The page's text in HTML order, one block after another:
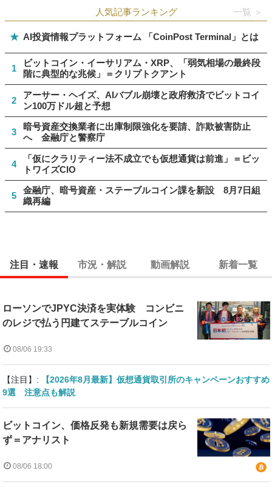
人気記事ランキング 一覧 ＞
★ AI投資情報プラットフォーム 「CoinPost Terminal」とは
1
ビットコイン・イーサリアム・XRP、「弱気相場の最終段
階に典型的な兆候」＝クリプトクアント
2
アーサー・ヘイズ、AIバブル崩壊と政府救済でビットコイ
ン100万ドル超と予想
3
暗号資産交換業者に出庫制限強化を要請、詐欺被害防止
へ 金融庁と警察庁
4
「仮にクラリティー法不成立でも仮想通貨は前進」＝ビッ
トワイズCIO
5
金融庁、暗号資産・ステーブルコイン課を新設 8月7日組
織再編
注目・速報 市況・解説 動画解説 新着一覧
ローソンでJPYC決済を実体験 コンビニ
のレジで払う円建てステーブルコイン
08/06 19:33
【注目】:
【2026年8月最新】仮想通貨取引所のキャンペーンおすすめ
9選 注意点も解説
ビットコイン、価格反発も新規需要は戻ら
ず＝アナリスト
08/06 18:00